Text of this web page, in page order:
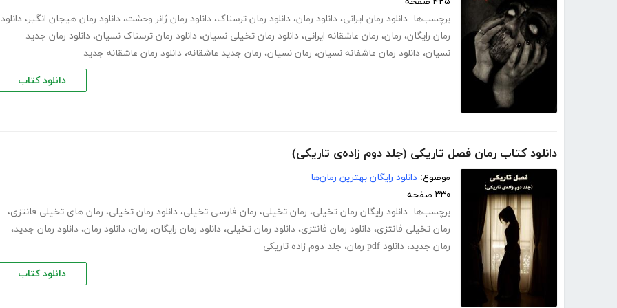
برچسب‌ها: دانلود رمان ایرانی، دانلود رمان، دانلود رمان ترسناک، دانلود رمان ژانر وحشت، دانلود رمان هیجان انگیز، دانلود
رمان رایگان، رمان، رمان عاشقانه ایرانی، دانلود رمان تخیلی نسیان، دانلود رمان ترسناک نسیان، دانلود رمان جدید
نسیان، دانلود رمان عاشفانه نسیان، رمان نسیان، رمان جدید عاشقانه، دانلود رمان عاشقانه جدید
دانلود کتاب
دانلود کتاب رمان فصل تاریکی (جلد دوم زاده‌ی تاریکی)
موضوع: دانلود رایگان بهترین رمان‌ها
۳۳۰ صفحه
برچسب‌ها: دانلود رایگان رمان تخیلی، رمان تخیلی، رمان فارسی تخیلی، دانلود رمان تخیلی، رمان های تخیلی فانتزی،
رمان تخیلی فانتزی، دانلود رمان فانتزی، دانلود رمان تخیلی، دانلود رمان رایگان، رمان، دانلود رمان، دانلود رمان جدید،
رمان جدید، دانلود pdf رمان ، جلد دوم زاده تاریکی
دانلود کتاب